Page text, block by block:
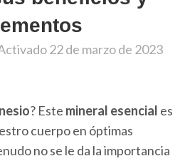
22 de marzo de 2023
? Este mineral esencial es
cuerpo en óptimas
no se le da la importancia